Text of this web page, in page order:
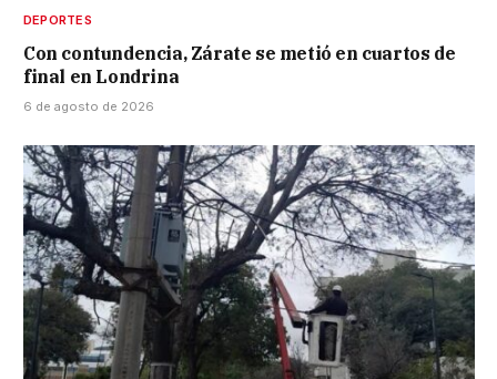
DEPORTES
Con contundencia, Zárate se metió en cuartos de
final en Londrina
6 de agosto de 2026